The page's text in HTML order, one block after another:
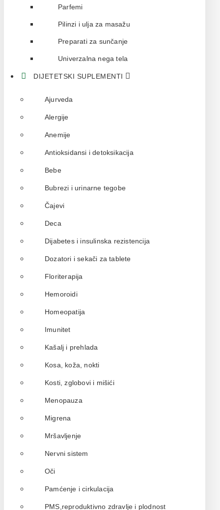
Parfemi
Pilinzi i ulja za masažu
Preparati za sunčanje
Univerzalna nega tela
DIJETETSKI SUPLEMENTI
Ajurveda
Alergije
Anemije
Antioksidansi i detoksikacija
Bebe
Bubrezi i urinarne tegobe
Čajevi
Deca
Dijabetes i insulinska rezistencija
Dozatori i sekači za tablete
Floriterapija
Hemoroidi
Homeopatija
Imunitet
Kašalj i prehlada
Kosa, koža, nokti
Kosti, zglobovi i mišići
Menopauza
Migrena
Mršavljenje
Nervni sistem
Oči
Pamćenje i cirkulacija
PMS,reproduktivno zdravlje i plodnost